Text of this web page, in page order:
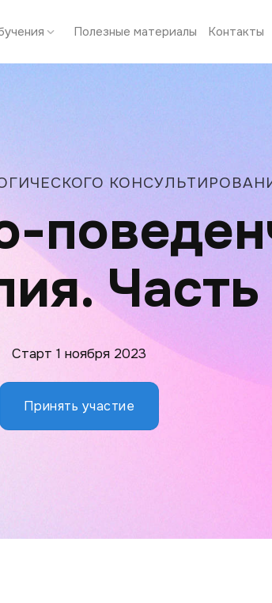
Полезные материалы Контакты
Часть
Старт 1 ноября 2023
Принять участие